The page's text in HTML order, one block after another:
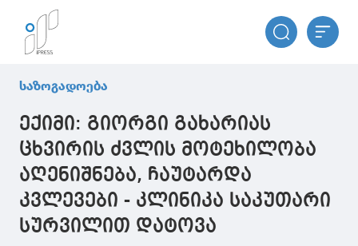
საზოგადოება
ექიმი: გიორგი გახარიას
ცხვირის ძვლის მოტეხილობა
აღენიშნება, ჩაუტარდა
კვლევები - კლინიკა საკუთარი
სურვილით დატოვა